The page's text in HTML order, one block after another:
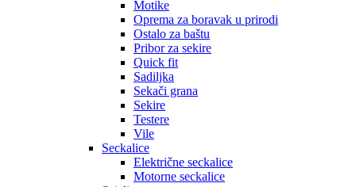
Motike
Oprema za boravak u prirodi
Ostalo za baštu
Pribor za sekire
Quick fit
Sadiljka
Sekači grana
Sekire
Testere
Vile
Seckalice
Električne seckalice
Motorne seckalice